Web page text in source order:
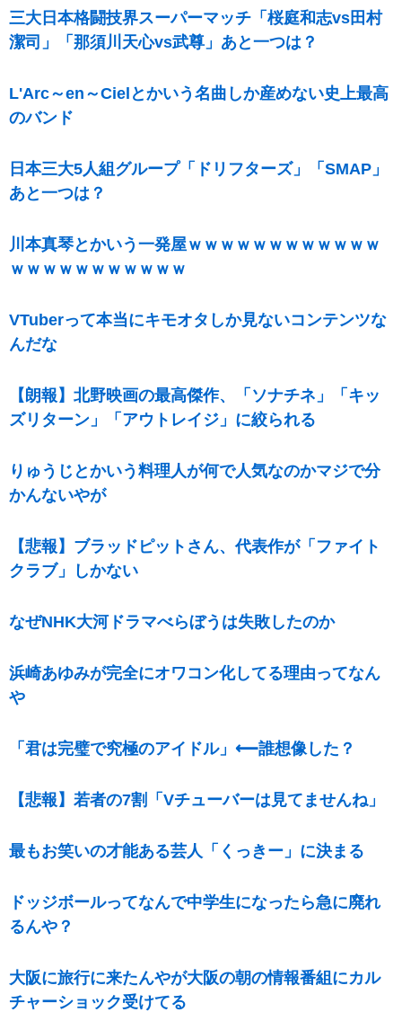
三大日本格闘技界スーパーマッチ「桜庭和志vs田村
潔司」「那須川天心vs武尊」あと一つは？
L'Arc～en～Cielとかいう名曲しか産めない史上最高
のバンド
日本三大5人組グループ「ドリフターズ」「SMAP」
あと一つは？
川本真琴とかいう一発屋ｗｗｗｗｗｗｗｗｗｗｗｗ
ｗｗｗｗｗｗｗｗｗｗｗ
VTuberって本当にキモオタしか見ないコンテンツな
んだな
【朗報】北野映画の最高傑作、「ソナチネ」「キッ
ズリターン」「アウトレイジ」に絞られる
りゅうじとかいう料理人が何で人気なのかマジで分
かんないやが
【悲報】ブラッドピットさん、代表作が「ファイト
クラブ」しかない
なぜNHK大河ドラマべらぼうは失敗したのか
浜崎あゆみが完全にオワコン化してる理由ってなん
や
「君は完璧で究極のアイドル」⟵誰想像した？
【悲報】若者の7割「Vチューバーは見てませんね」
最もお笑いの才能ある芸人「くっきー」に決まる
ドッジボールってなんで中学生になったら急に廃れ
るんや？
大阪に旅行に来たんやが大阪の朝の情報番組にカル
チャーショック受けてる